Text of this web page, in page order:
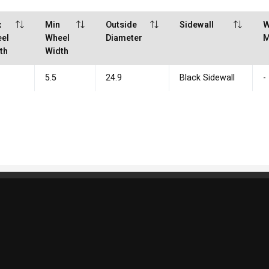
Min
Wheel
Width
Outside
Diameter
Sidewall
5.5 24.9 Black Sidewall -